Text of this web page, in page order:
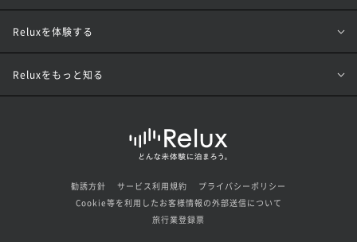
Reluxを体験する
Reluxをもっと知る
勧誘方針 サービス利用規約
プライバシーポリシー
Cookie等を利用したお客様情報の外部送信について
旅行業登録票